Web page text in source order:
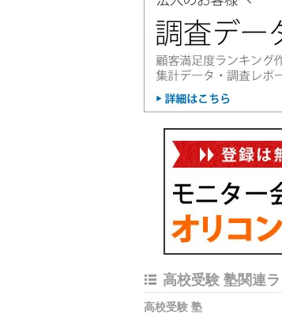
高校受験 塾関連
高校受験 塾